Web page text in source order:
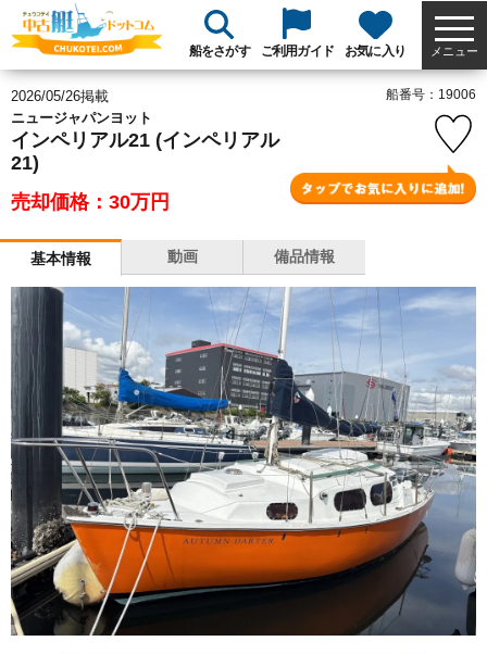
船をさがす ご利用ガイド お気に入り メニュー
2026/05/26掲載
ニュージャパンヨット
インペリアル21 (インペリアル
21)
売却価格：30万円
船番号：19006
基本情報 動画 備品情報